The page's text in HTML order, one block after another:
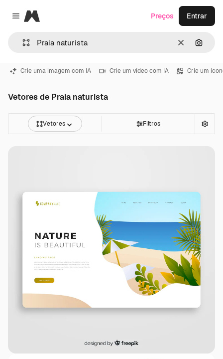
Close menu
Magnific
Limpar
Preços Entrar
Crie uma imagem com IA Crie um vídeo com IA Crie um
Vetores de Praia naturista
Vetores Filtros